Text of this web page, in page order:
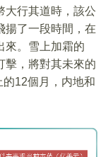
大行其道時，該公
揚了一段時間，在
來。雪上加霜的
擊，將對其未來的
12個月，内地和